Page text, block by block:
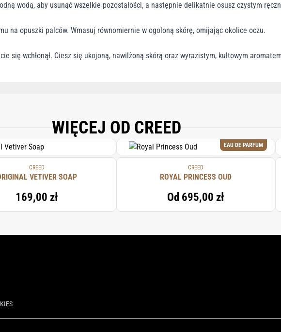
wodą, aby usunąć wszelkie pozostałości, a następnie delikatnie osusz czystym
na opuszki palców. Wmasuj równomiernie w ogoloną skórę, omijając okolice oczu.
się wchłonął. Ciesz się ukojoną, nawilżoną skórą oraz wyrazistym, kultowym
GERANIOL -CITRIC ACID.
WIĘCEJ OD CREED
CREED
VETIVER SOAP
169,00 zł
EAU DE PARFUM
CREED
ROYAL PRINCESS OUD
Od 695,00 zł